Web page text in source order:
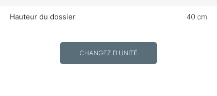
Hauteur du dossier 40 cm
CHANGEZ D'UNITÉ